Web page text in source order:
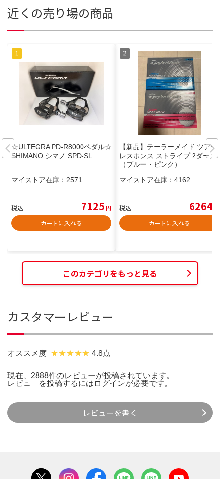
近くの売り場の商品
☆ULTEGRA PD-R8000ペダル☆
SHIMANO シマノ SPD-SL
マイストア在庫： 2571
税込 7125円
カートに入れる
【新品】テーラーメイド ツアー
レスポンス ストライプ 2ダース
（ブルー・ピンク）
マイストア在庫： 4162
税込 6264
カートに入れる
このカテゴリをもっと見る
カスタマーレビュー
オススメ度 4.8点
現在、2888件のレビューが投稿されています。
レビューを投稿するには ログインが必要です。
レビューを書く